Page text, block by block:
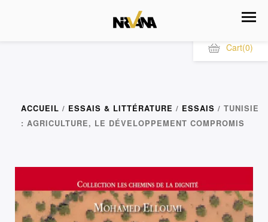
Cart(0)
ACCUEIL / ESSAIS & LITTÉRATURE / ESSAIS / TUNISIE
: AGRICULTURE, LE DÉVELOPPEMENT COMPROMIS